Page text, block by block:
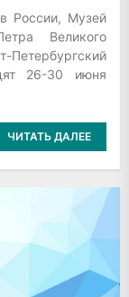
России, Музей
Великого
26-30 июня
ЧИТАТЬ ДАЛЕЕ